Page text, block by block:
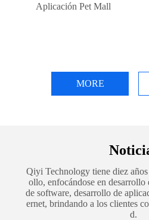
Aplicación Pet Mall
MORE
Qiyi Technology tiene diez
ollo, enfocándose en
de software, desarrollo de
ernet, brindando a los clientes
d.